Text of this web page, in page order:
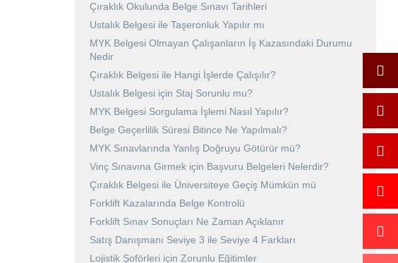
Çıraklık Okulunda Belge Sınavı Tarihleri
Ustalık Belgesi ile Taşeronluk Yapılır mı
MYK Belgesi Olmayan Çalışanların İş Kazasındaki Durumu
Nedir
Çıraklık Belgesi ile Hangi İşlerde Çalışılır?
Ustalık Belgesi için Staj Sorunlu mu?
MYK Belgesi Sorgulama İşlemi Nasıl Yapılır?
Belge Geçerlilik Süresi Bitince Ne Yapılmalı?
MYK Sınavlarında Yanlış Doğruyu Götürür mü?
Vinç Sınavına Girmek için Başvuru Belgeleri Nelerdir?
Çıraklık Belgesi ile Üniversiteye Geçiş Mümkün mü
Forklift Kazalarında Belge Kontrolü
Forklift Sınav Sonuçları Ne Zaman Açıklanır
Satış Danışmanı Seviye 3 ile Seviye 4 Farkları
Lojistik Şoförleri için Zorunlu Eğitimler